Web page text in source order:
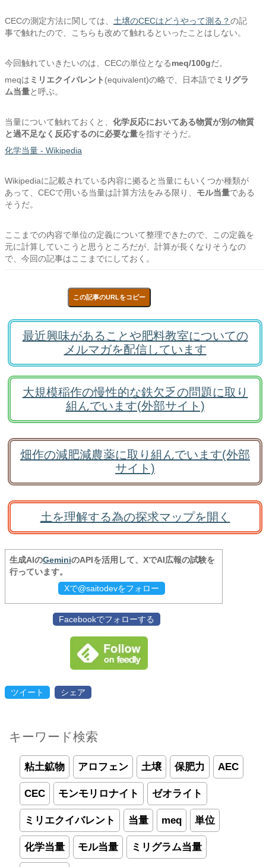
CECの測定方法に関しては、 土壌のCECはどうやって測る？の記
事で触れたので、こちらも改めて触れるといったことはしない。
今回触れていきたいのは、CECの単位となるmeq/100gだ。
meqは ミリ エクイバレント (equivalent)の略で、日本語でミリグラ
ム当量と呼ぶ。
当量について触れておくと、 化学反応においてある物質が別の物質
と過不足なく反応するのに必要な量を指すそうだ。
化学当量 - Wikipedia
Wikipediaに記載されている内容に拠ると当量にもいくつか種類が
あって、CECで用いる当量は計算方法をみる限り、 モル当量である
そうだ。
ここまでの内容で単位の定義について整理できたので、この定義を
元に計算していこうと思うところだが、計算が長くなりそうなの
で、今回の記事はここまでにしておく。
この記事のURLをコピー
最近興味があることや肥料教室についての
メルマガを配信しています
大規模稲作の慢性的な鉄欠乏の問題に取り
組んでいます(外部サイト)
畑作の減肥減農薬に取り組んでいます(外部
サイト)
土を理解する為の探求マップを開く
生成AIのGeminiのAPIを活用して、XでAI広報の試験を
行っています。
Xで@saitodevをフォロー
Facebookでフォローする
ツイート シェア
キーワード検索
粘土鉱物 アロフェン 土壌 保肥力 AEC
CEC モンモリロナイト ゼオライト
ミリエクイバレント 当量 meq 単位
化学当量 モル当量 ミリグラム当量